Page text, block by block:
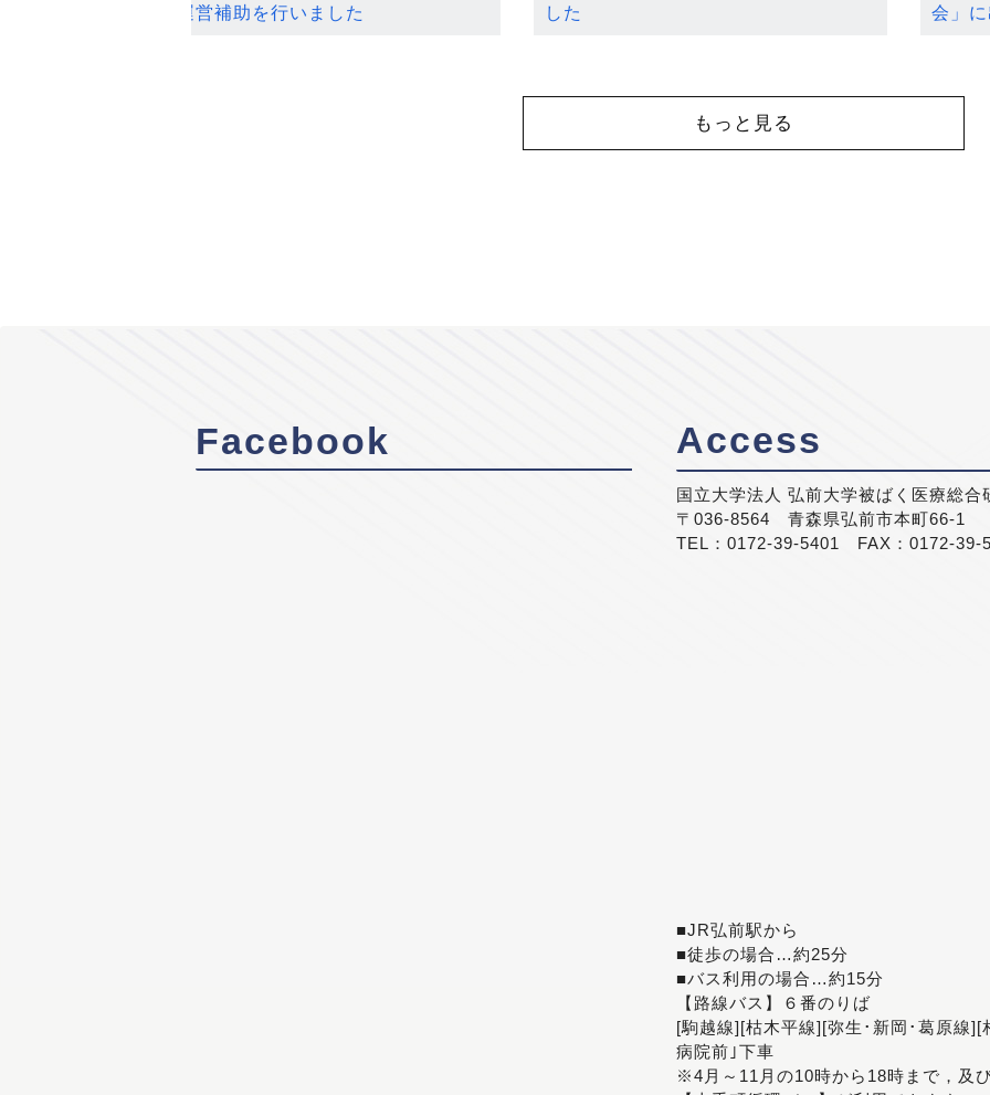
の運営補助を行いました
した
会」
もっと見る
Facebook Access
国立大学法人 弘前大学被ばく医療総合
〒036-8564 青森県弘前市本町66-1
TEL：0172-39-5401 FAX：0172-39-
■JR弘前駅から
■徒歩の場合…約25分
■バス利用の場合…約15分
【路線バス】６番のりば
[駒越線][枯木平線][弥生･新岡･葛原線
病院前｣下車
※4月～11月の10時から18時まで，及